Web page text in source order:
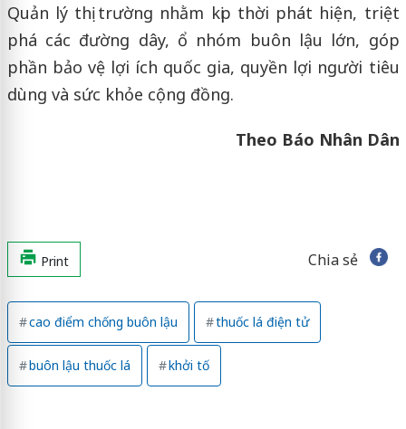
Quản lý thị trường nhằm kịp thời phát hiện, triệt
phá các đường dây, ổ nhóm buôn lậu lớn, góp
phần bảo vệ lợi ích quốc gia, quyền lợi người tiêu
dùng và sức khỏe cộng đồng.
Theo Báo Nhân Dân
Print Chia sẻ
cao điểm chống buôn lậu thuốc lá điện tử
buôn lậu thuốc lá khởi tố